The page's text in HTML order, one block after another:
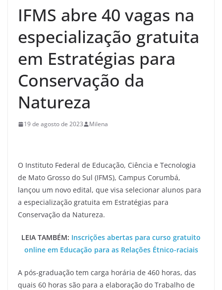
IFMS abre 40 vagas na
especialização gratuita
em Estratégias para
Conservação da
Natureza
19 de agosto de 2023 Milena
O Instituto Federal de Educação, Ciência e Tecnologia
de Mato Grosso do Sul (IFMS), Campus Corumbá,
lançou um novo edital, que visa selecionar alunos para
a especialização gratuita em Estratégias para
Conservação da Natureza.
LEIA TAMBÉM: Inscrições abertas para curso gratuito
online em Educação para as Relações Étnico-raciais
A pós-graduação tem carga horária de 460 horas, das
quais 60 horas são para a elaboração do Trabalho de